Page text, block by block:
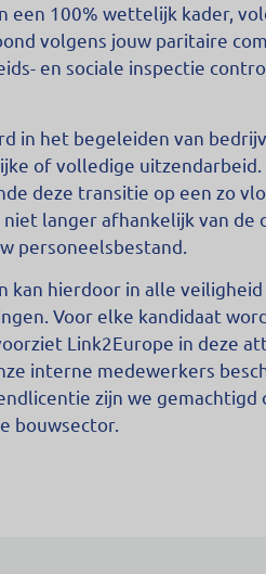
een 100% wettelijk kader,
volgens jouw paritaire
en sociale inspectie
in het begeleiden van
of volledige uitzendarbeid.
deze transitie op een zo
langer afhankelijk van de
personeelsbestand.
kan hierdoor in alle
Voor elke kandidaat
Link2Europe in deze
interne medewerkers
zijn we gemachtigd
bouwsector.